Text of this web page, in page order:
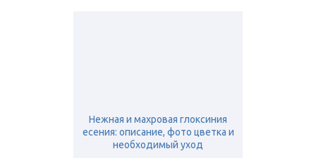
Нежная и махровая глоксиния
есения: описание, фото цветка и
необходимый уход